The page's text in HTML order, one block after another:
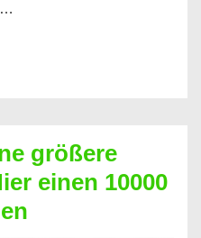
…
größere
einen 10000